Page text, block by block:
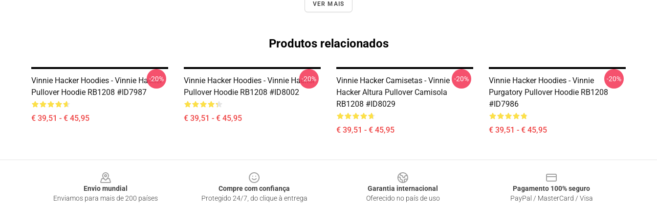
VER MAIS
Produtos relacionados
Vinnie Hacker Hoodies - Vinnie Hacker
Pullover Hoodie RB1208 #ID7987
€ 39,51 - € 45,95
-20%
Vinnie Hacker Hoodies - Vinnie Hacker
Pullover Hoodie RB1208 #ID8002
€ 39,51 - € 45,95
-20%
Vinnie Hacker Camisetas - Vinnie
Hacker Altura Pullover Camisola
RB1208 #ID8029
€ 39,51 - € 45,95
-20%
Vinnie Hacker Hoodies - Vinnie
Purgatory Pullover Hoodie RB1208
#ID7986
€ 39,51 - € 45,95
-20%
Envio mundial
Enviamos para mais de 200 países
Compre com confiança
Protegido 24/7, do clique à entrega
Garantia internacional
Oferecido no país de uso
Pagamento 100% seguro
PayPal / MasterCard / Visa